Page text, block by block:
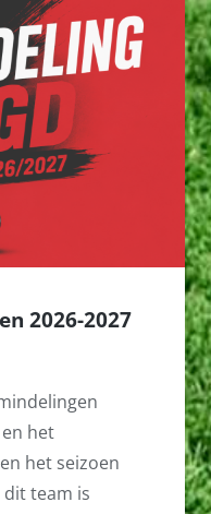
2026-2027
het
het seizoen
dit team is